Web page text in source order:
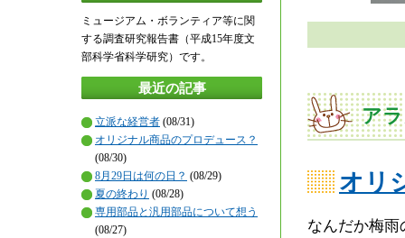
ミュージアム・ボランティア等に関
する調査研究報告書（平成15年度文
部科学省科学研究）です。
最近の記事
立派な経営者 (08/31)
オリジナル商品のプロデュース？
(08/30)
8月29日は何の日？ (08/29)
夏の終わり (08/28)
専用部品と汎用部品について想う
(08/27)
ア
オリ
なんだか梅